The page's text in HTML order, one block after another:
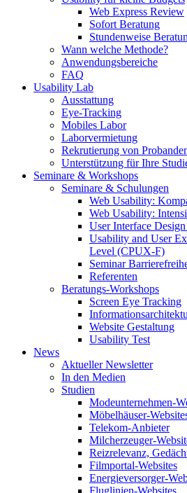
Web Express Review
Sofort Beratung
Stundenweise
Wann welche Methode?
Anwendungsbereiche
FAQ
Usability Lab
Ausstattung
Eye-Tracking
Mobiles Labor
Laborvermietung
Rekrutierung von
Unterstützung für Ihre
Seminare & Workshops
Seminare & Schulungen
Web Usability:
Web Usability:
User Interface
Usability and User
Level (CPUX-F)
Seminar
Referenten
Beratungs-Workshops
Screen Eye Tracking
Website Gestaltung
Usability Test
News
Aktueller Newsletter
In den Medien
Studien
Modeunternehmen-
Möbelhäuser-
Telekom-Anbieter
Milcherzeuger-
Reizrelevanz,
Filmportal-Websites
Energieversorger-
Fluglinien-Websites